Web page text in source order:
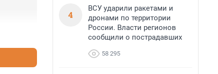
4
ВСУ ударили ракетами и
дронами по территории
России. Власти регионов
сообщили о пострадавших
58 295